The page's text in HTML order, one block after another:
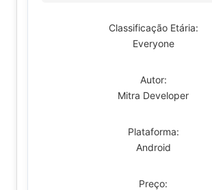
Classificação Etária:
Everyone
Autor:
Mitra Developer
Plataforma:
Android
Preço: